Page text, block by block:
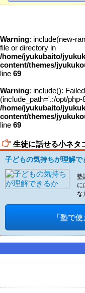
Warning: include(new-
file or directory in
/home/jyukubaito/
content/themes/
line 69
Warning: include():
(include_path='.:/opt/
/home/jyukubaito/
content/themes/
line 69
生徒に話せる小ネタ
子どもの気持ちが理解で
塾
に
な
「塾で